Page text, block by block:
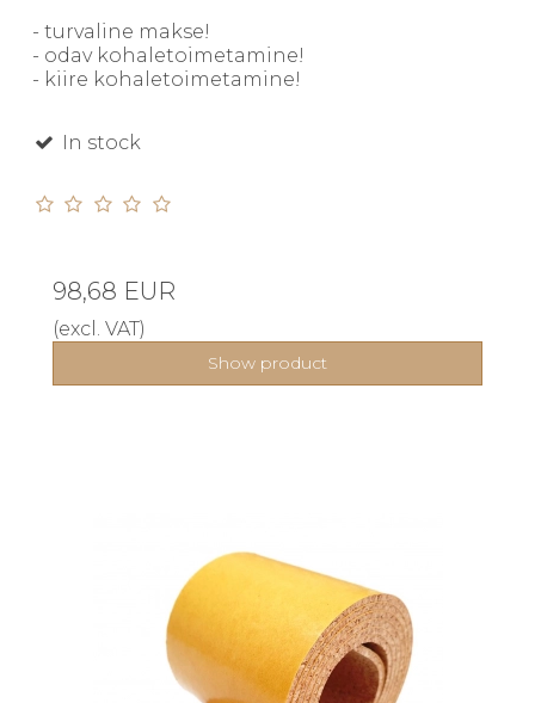
- turvaline makse!
- odav kohaletoimetamine!
- kiire kohaletoimetamine!
In stock
98,68 EUR
(excl. VAT)
Show product